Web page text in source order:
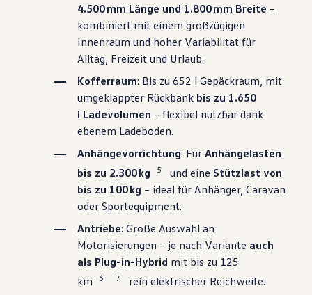
4.500 mm Länge und 1.800 mm Breite –
kombiniert mit einem großzügigen
Innenraum und hoher Variabilität für
Alltag, Freizeit und Urlaub.
Kofferraum: Bis zu 652 l Gepäckraum, mit
umgeklappter Rückbank bis zu 1.650
l Ladevolumen – flexibel nutzbar dank
ebenem Ladeboden.
Anhängevorrichtung: FürAnhängelasten
bis zu 2.300 kg
5 und eine Stützlast von
bis zu 100 kg – ideal für Anhänger, Caravan
oder Sportequipment.
Antriebe: Große Auswahl an
Motorisierungen – je nach Variante auch
als Plug-in-Hybrid mit bis zu 125
km
6 7
rein elektrischer Reichweite.